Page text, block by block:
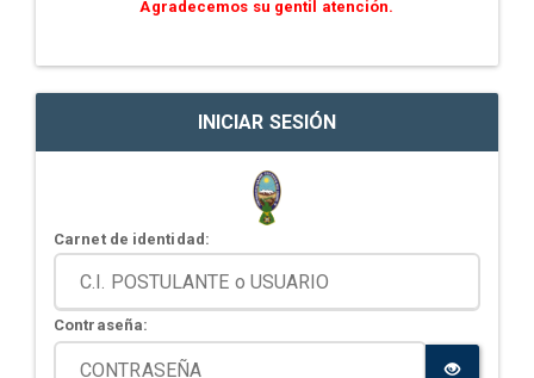
Agradecemos su gentil atención.
INICIAR SESIÓN
Carnet de identidad:
Contraseña: